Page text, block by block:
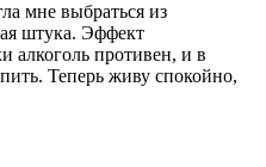
мне выбраться из
штука. Эффект
алкоголь противен, и в
Теперь живу спокойно,